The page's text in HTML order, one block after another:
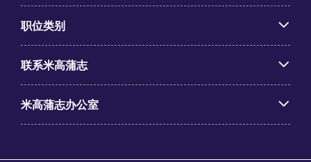
职位类别
联系米高蒲志
米高蒲志办公室